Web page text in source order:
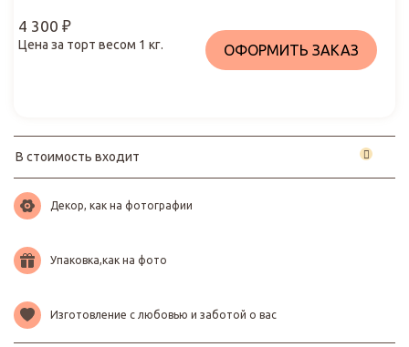
4 300 ₽
Цена за торт весом 1 кг. ОФОРМИТЬ ЗАКАЗ
В стоимость входит
Декор, как на фотографии
Упаковка,как на фото
Изготовление с любовью и заботой о вас